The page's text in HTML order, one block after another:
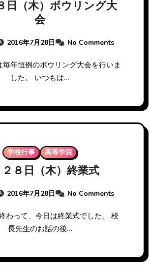
日（木）ボウリング大
会
2016年7月28日 No Comments
した。 いつもは…
学校行事 高等学院
２８日（木）終業式
2016年7月28日 No Comments
長先生のお話の後…